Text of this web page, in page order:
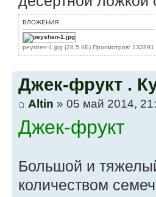
ВЛОЖЕНИЯ
peyshen-1.jpg (28.5 КБ) Просмотров: 132891
Джек-фрукт .
Altin » 05 май 2014,
Джек-фрукт
Большой и
количеством